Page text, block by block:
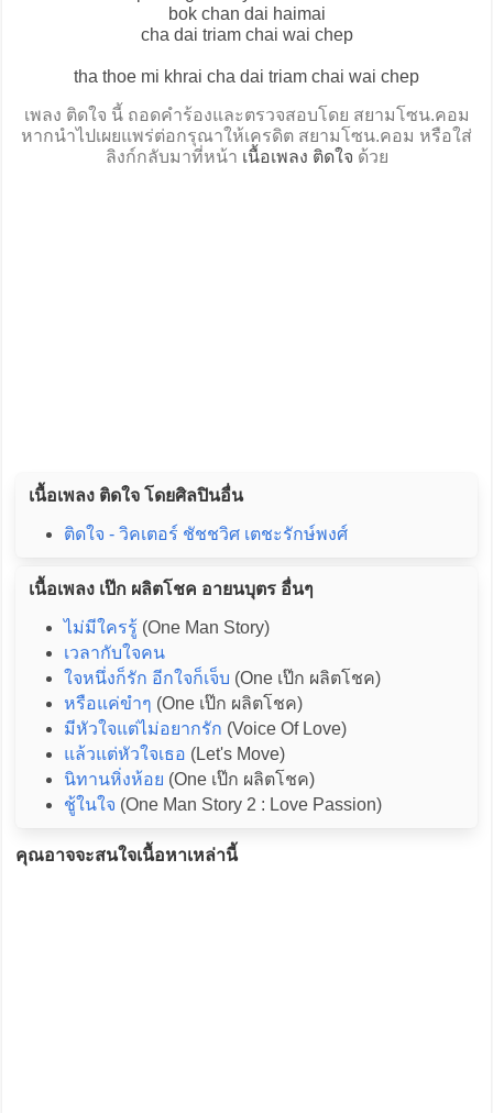
bok chan dai haimai
cha dai triam chai wai chep
tha thoe mi khrai cha dai triam chai wai chep
เพลง ติดใจ นี้ ถอดคำร้องและตรวจสอบโดย สยามโซน.คอม
หากนำไปเผยแพร่ต่อกรุณาให้เครดิต สยามโซน.คอม หรือใส่
ลิงก์กลับมาที่หน้า เนื้อเพลง ติดใจ ด้วย
เนื้อเพลง ติดใจ โดยศิลปินอื่น
ติดใจ - วิคเตอร์ ชัชชวิศ เตชะรักษ์พงศ์
เนื้อเพลง เป๊ก ผลิตโชค อายนบุตร อื่นๆ
ไม่มีใครรู้ (One Man Story)
เวลากับใจคน
ใจหนึ่งก็รัก อีกใจก็เจ็บ (One เป๊ก ผลิตโชค)
หรือแค่ขำๆ (One เป๊ก ผลิตโชค)
มีหัวใจแต่ไม่อยากรัก (Voice Of Love)
แล้วแต่หัวใจเธอ (Let's Move)
นิทานหิ่งห้อย (One เป๊ก ผลิตโชค)
ชู้ในใจ (One Man Story 2 : Love Passion)
คุณอาจจะสนใจเนื้อหาเหล่านี้